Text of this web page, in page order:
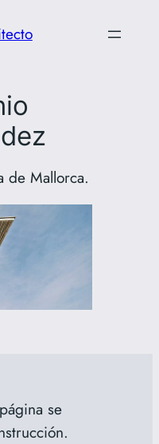
de Mallorca.
se